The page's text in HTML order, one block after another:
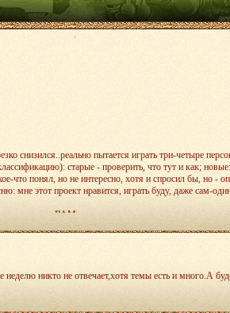
снизился..реально пытается играть три-четыре
старые - проверить, что тут и как;
что понял, но не интересно, хотя и спросил бы, но -
мне этот проект нравится, играть буду, даже сам-
если ВАМ интересен этот проект, не как полигон
все-таки вам поверили...(хотел смайл сюда
никто не отвечает,хотя темы есть и много.А